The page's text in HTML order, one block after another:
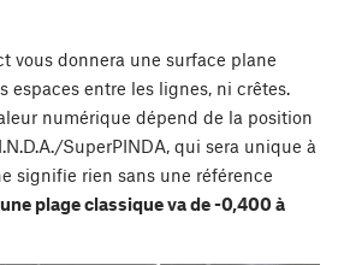
vous donnera une surface plane
espaces entre les lignes, ni crêtes.
numérique dépend de la position
SuperPINDA, qui sera unique à
signifie rien sans une référence
plage classique va de -0,400 à